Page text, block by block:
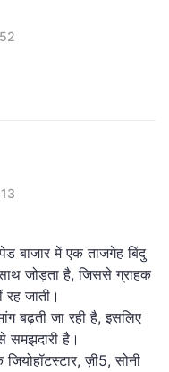
बाजार में एक ताजगेह बिंदु
जोड़ता है, जिससे ग्राहक
जाती।
बढ़ती जा रही है, इसलिए
समझदारी है।
ज़ी5, सोनी